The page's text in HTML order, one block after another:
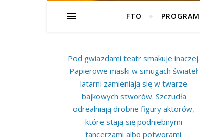
FTO PROGRAM
Pod gwiazdami teatr smakuje inaczej.
Papierowe maski w smugach świateł
latarni zamieniają się w twarze
bajkowych stworów. Szczudła
odrealniają drobne figury aktorów,
które stają się podniebnymi
tancerzami albo potworami.